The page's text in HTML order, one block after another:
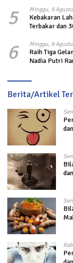
5 Minggu, 9
Kebakaran
Terbakar dan
6 Minggu, 9
Raih Tiga
Nadia Putri
Berita/Artikel